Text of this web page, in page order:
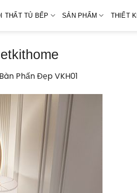
THẤT TỦ BẾP SẢN PHẨM THIẾT
Phấn Đẹp VKH01